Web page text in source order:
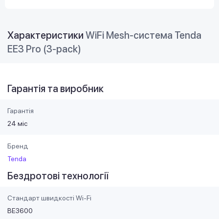
Характеристики WiFi Mesh-система Tenda
EE3 Pro (3-pack)
Гарантія та виробник
Гарантія
24 міс
Бренд
Tenda
Бездротові технології
Стандарт швидкості Wi-Fi
BE3600